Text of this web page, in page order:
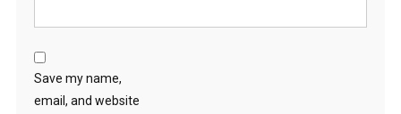
Save my name,
email, and website